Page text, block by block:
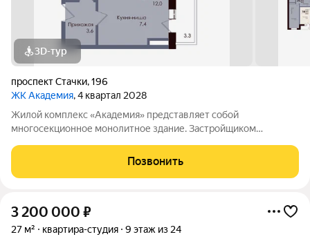
3D-тур
проспект Стачки,196
ЖК Академия, 4 квартал 2028
Жилой комплекс «Академия» представляет собой
многосекционное монолитное здание. Застройщиком
не осуществляется. Благоустройство прилегающей
территории включает в себя организацию детских игровых
Позвонить
3 200 000 ₽
27 м² квартира-студия 9 этаж из 24